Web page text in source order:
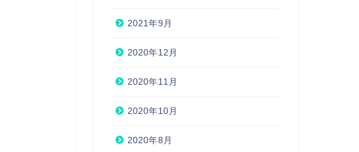
2021年9月
2020年12月
2020年11月
2020年10月
2020年8月